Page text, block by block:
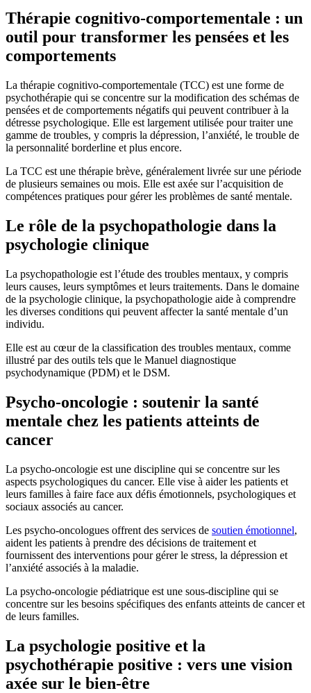
Thérapie cognitivo-comportementale : un
outil pour transformer les pensées et les
comportements
La thérapie cognitivo-comportementale (TCC) est une forme de
psychothérapie qui se concentre sur la modification des schémas de
pensées et de comportements négatifs qui peuvent contribuer à la
détresse psychologique. Elle est largement utilisée pour traiter une
gamme de troubles, y compris la dépression, l’anxiété, le trouble de
la personnalité borderline et plus encore.
La TCC est une thérapie brève, généralement livrée sur une période
de plusieurs semaines ou mois. Elle est axée sur l’acquisition de
compétences pratiques pour gérer les problèmes de santé mentale.
Le rôle de la psychopathologie dans la
psychologie clinique
La psychopathologie est l’étude des troubles mentaux, y compris
leurs causes, leurs symptômes et leurs traitements. Dans le domaine
de la psychologie clinique, la psychopathologie aide à comprendre
les diverses conditions qui peuvent affecter la santé mentale d’un
individu.
Elle est au cœur de la classification des troubles mentaux, comme
illustré par des outils tels que le Manuel diagnostique
psychodynamique (PDM) et le DSM.
Psycho-oncologie : soutenir la santé
mentale chez les patients atteints de
cancer
La psycho-oncologie est une discipline qui se concentre sur les
aspects psychologiques du cancer. Elle vise à aider les patients et
leurs familles à faire face aux défis émotionnels, psychologiques et
sociaux associés au cancer.
Les psycho-oncologues offrent des services de soutien émotionnel,
aident les patients à prendre des décisions de traitement et
fournissent des interventions pour gérer le stress, la dépression et
l’anxiété associés à la maladie.
La psycho-oncologie pédiatrique est une sous-discipline qui se
concentre sur les besoins spécifiques des enfants atteints de cancer et
de leurs familles.
La psychologie positive et la
psychothérapie positive : vers une vision
axée sur le bien-être